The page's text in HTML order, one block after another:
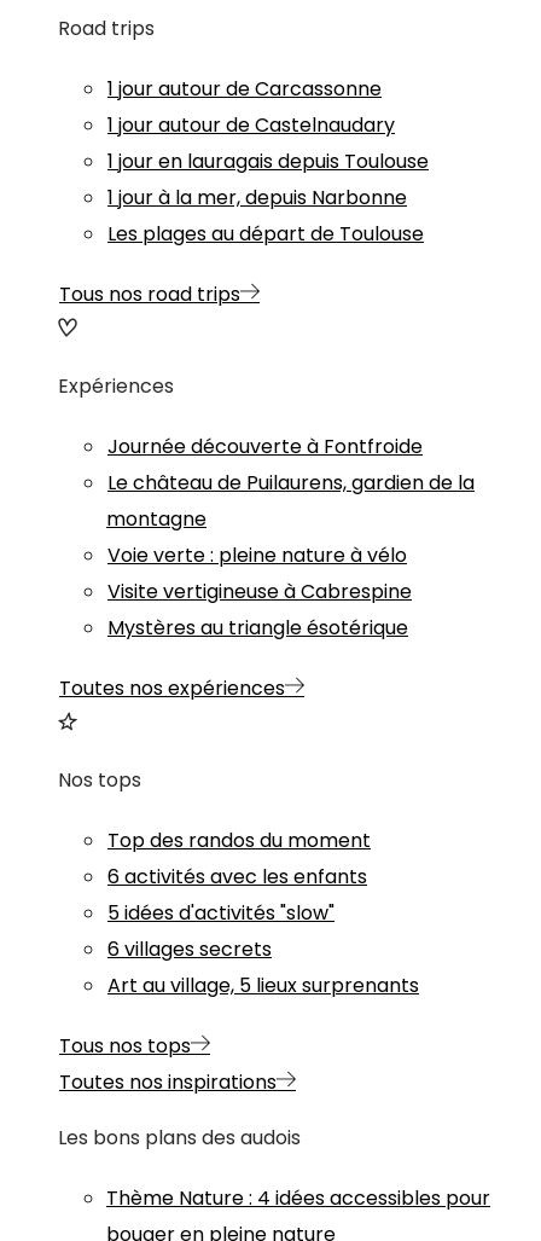
Road trips
1 jour autour de Carcassonne
1 jour autour de Castelnaudary
1 jour en lauragais depuis Toulouse
1 jour à la mer, depuis Narbonne
Les plages au départ de Toulouse
Tous nos road trips
Expériences
Journée découverte à Fontfroide
Le château de Puilaurens, gardien de la
montagne
Voie verte : pleine nature à vélo
Visite vertigineuse à Cabrespine
Mystères au triangle ésotérique
Toutes nos expériences
Nos tops
Top des randos du moment
6 activités avec les enfants
5 idées d'activités "slow"
6 villages secrets
Art au village, 5 lieux surprenants
Tous nos tops
Toutes nos inspirations
Les bons plans des audois
Thème Nature: 4 idées accessibles pour
bouger en pleine nature